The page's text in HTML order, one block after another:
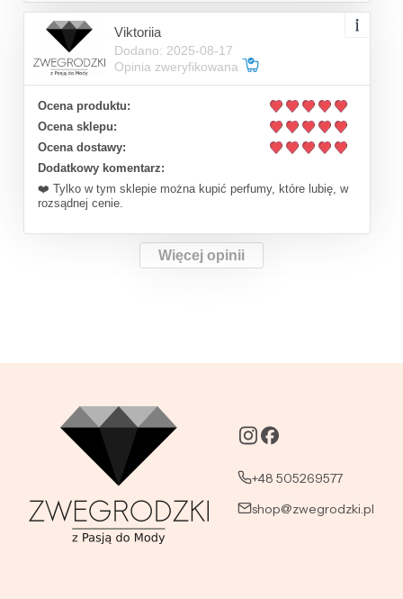
Viktoriia
Dodano: 2025-08-17
Opinia zweryfikowana
Ocena produktu:
Ocena sklepu:
Ocena dostawy:
Dodatkowy komentarz:
❤️ Tylko w tym sklepie można kupić perfumy, które lubię, w
rozsądnej cenie.
Więcej opinii
+48 505269577
shop@zwegrodzki.pl